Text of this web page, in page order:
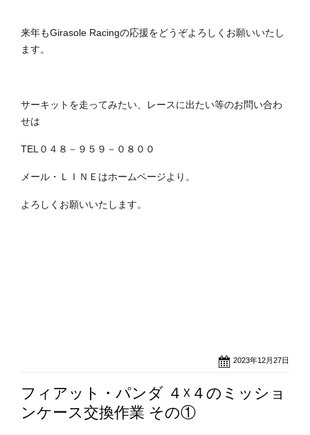
来年もGirasole Racingの応援をどうぞよろしくお願いいたし
ます。
サーキットを走ってみたい、レースに出たい等のお問い合わ
せは
TEL０４８－９５９－０８００
メール・ＬＩＮＥはホームページより。
よろしくお願いいたします。
2023年12月27日
フィアット・パンダ ４☓４のミッショ
ンケース交換作業 その①